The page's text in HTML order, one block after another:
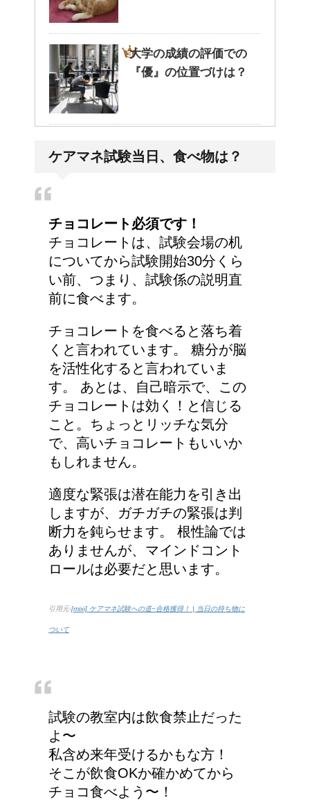
大学の成績の評価での
『優』の位置づけは？
の違和感の原因は「肩こ
ケアマネ試験当日、食べ物は？
チョコレート必須です！
チョコレートは、試験会場の机
についてから試験開始30分くら
い前、つまり、試験係の説明直
前に食べます。
チョコレートを食べると落ち着
くと言われています。 糖分が脳
を活性化すると言われていま
す。 あとは、自己暗示で、この
チョコレートは効く！と信じる
こと。ちょっとリッチな気分
で、高いチョコレートもいいか
もしれません。
適度な緊張は潜在能力を引き出
しますが、ガチガチの緊張は判
断力を鈍らせます。 根性論では
ありませんが、マインドコント
ロールは必要だと思います。
引用元-[mixi] ケアマネ試験への道−合格獲得！ | 当日の持ち物に
ついて
試験の教室内は飲食禁止だった
よ〜
私含め来年受けるかもな方！
そこが飲食OKか確かめてから
チョコ食べよう〜！